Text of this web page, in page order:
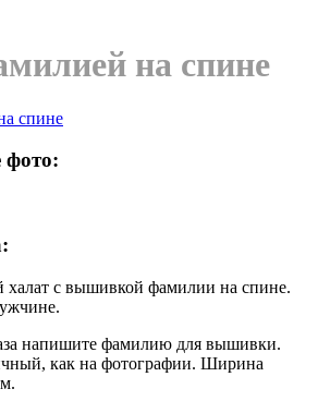
на спине
фото:
с вышивкой фамилии на спине.
напишите фамилию для вышивки.
как на фотографии. Ширина